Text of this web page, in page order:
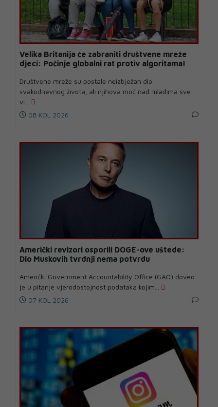
Velika Britanija će zabraniti društvene mreže
djeci: Počinje globalni rat protiv algoritama!
Društvene mreže su postale neizbježan dio
svakodnevnog života, ali njihova moć nad mladima sve
vi...
08 KOL 2026
Američki revizori osporili DOGE-ove uštede:
Dio Muskovih tvrdnji nema potvrdu
Američki Government Accountability Office (GAO) doveo
je u pitanje vjerodostojnost podataka kojim...
07 KOL 2026